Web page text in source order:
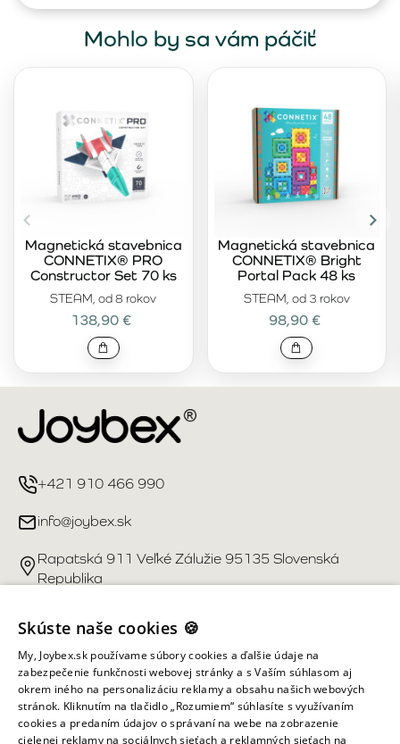
Mohlo by sa vám páčiť
STEAM, od 8 rokov
Magnetická stavebnica
CONNETIX® PRO
Constructor Set 70 ks
138,90 €
STEAM, od 3 rokov
Magnetická stavebnica
CONNETIX® Bright
Portal Pack 48 ks
98,90 €
+421 910 466 990
info@joybex.sk
Rapatská 911 Veľké Zálužie 95135 Slovenská
Republika
Užitočné odkazy
Účet
Informácie obchodu
Skúste naše cookies 🍪
My, Joybex.sk používame súbory cookies a ďalšie údaje na
zabezpečenie funkčnosti webovej stránky a s Vaším súhlasom aj
okrem iného na personalizáciu reklamy a obsahu našich webových
stránok. Kliknutím na tlačidlo „Rozumiem“ súhlasíte s využívaním
cookies a predaním údajov o správaní na webe na zobrazenie
cielenej reklamy na sociálnych sieťach a reklamných sieťach na